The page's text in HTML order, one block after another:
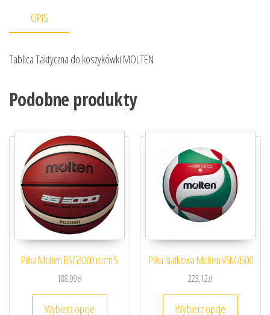
OPIS
Tablica Taktyczna do koszykówki MOLTEN
Podobne produkty
Piłka Molten B5G3000 rozm.5
188,99zł
Wybierz opcje
Ten produkt ma wiele wariantów. Opcje
Piłka siatkowa Molten V5M4500
223,12zł
Wybierz opcje
Ten